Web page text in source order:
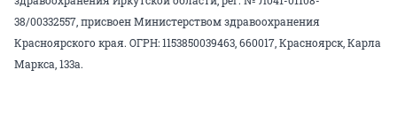
38/00332557, присвоен Министерством здравоохранения
Красноярского края. ОГРН: 1153850039463, 660017, Красноярск, Карла
Маркса, 133а.